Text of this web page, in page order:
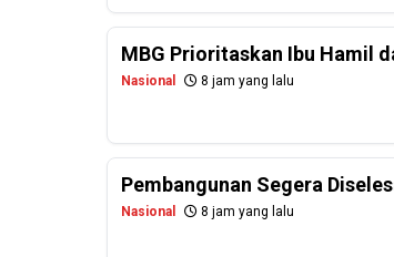
MBG Prioritaskan Ibu Hamil
Nasional 8 jam yang lalu
Pembangunan Segera
Nasional 8 jam yang lalu